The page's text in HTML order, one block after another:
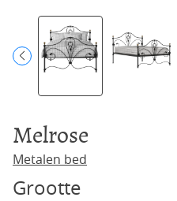
Melrose
Metalen bed
Grootte